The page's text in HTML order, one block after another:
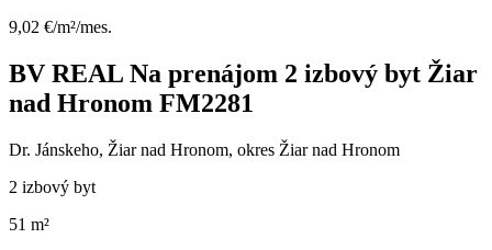
9,02 €/m²/mes.
BV REAL Na prenájom 2 izbový byt Žiar
nad Hronom FM2281
Dr. Jánskeho, Žiar nad Hronom, okres Žiar nad Hronom
2 izbový byt
51 m²